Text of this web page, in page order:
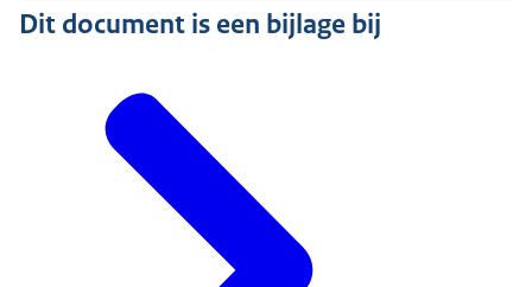
Dit document is een bijlage bij